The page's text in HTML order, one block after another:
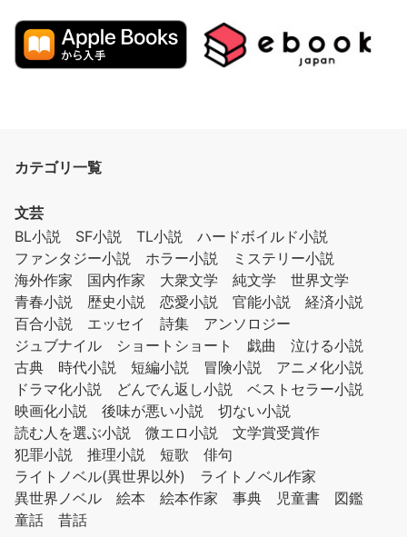
カテゴリ一覧
文芸
BL小説
SF小説 TL小説
ハードボイルド小説
ファンタジー小説
ホラー小説
ミステリー小説
海外作家
国内作家 大衆文学 純文学
世界文学
青春小説
歴史小説 恋愛小説 官能小説
経済小説
百合小説
エッセイ 詩集
アンソロジー
ジュブナイル
ショートショート 戯曲
泣ける小説
古典
時代小説 短編小説 冒険小説
アニメ化小説
ドラマ化小説
どんでん返し小説
ベストセラー小説
映画化小説
後味が悪い小説
切ない小説
読む人を選ぶ小説
微エロ小説
文学賞受賞作
犯罪小説
推理小説 短歌
俳句
ライトノベル(異世界以外)
ライトノベル作家
異世界ノベル
絵本 絵本作家 事典 児童書
図鑑
童話
昔話